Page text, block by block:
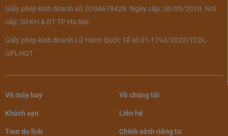
Giấy phép kinh doanh số: 0104679428. Ngày cấp: 26/05/2010. Nơi
cấp: Sở KH & ĐT TP Hà Nội.
Giấy phép kinh doanh Lữ Hành Quốc Tế số 01-1794/2022/TCDL-
GPLHQT
Vé máy bay
Khách sạn
Tour du lịch
Về chúng tôi
Liên hệ
Chính sách riêng tư